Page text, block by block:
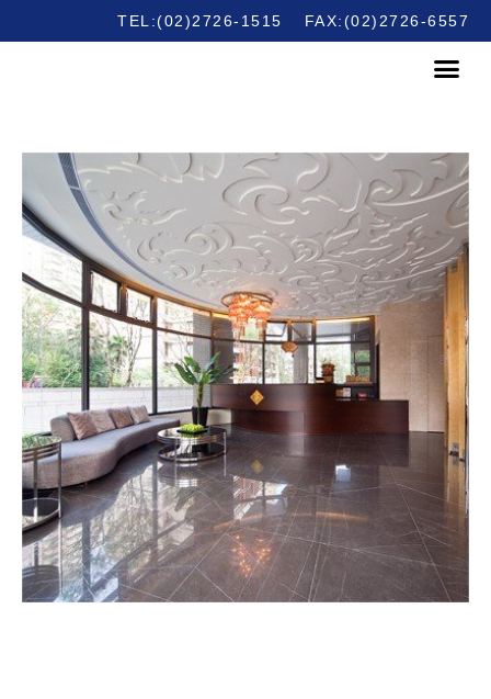
TEL:(02)2726-1515 FAX:(02)2726-6557